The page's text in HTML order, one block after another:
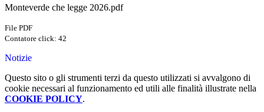
Monteverde che legge 2026.pdf
File PDF
Contatore click: 42
Notizie
Questo sito o gli strumenti terzi da questo utilizzati si avvalgono di
cookie necessari al funzionamento ed utili alle finalità illustrate nella
COOKIE POLICY.